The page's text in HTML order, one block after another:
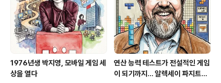
1976년생 박지영, 모바일 게임 세
상을 열다
연산 능력 테스트가 전설적인 게임
이 되기까지... 알렉세이 파지트노